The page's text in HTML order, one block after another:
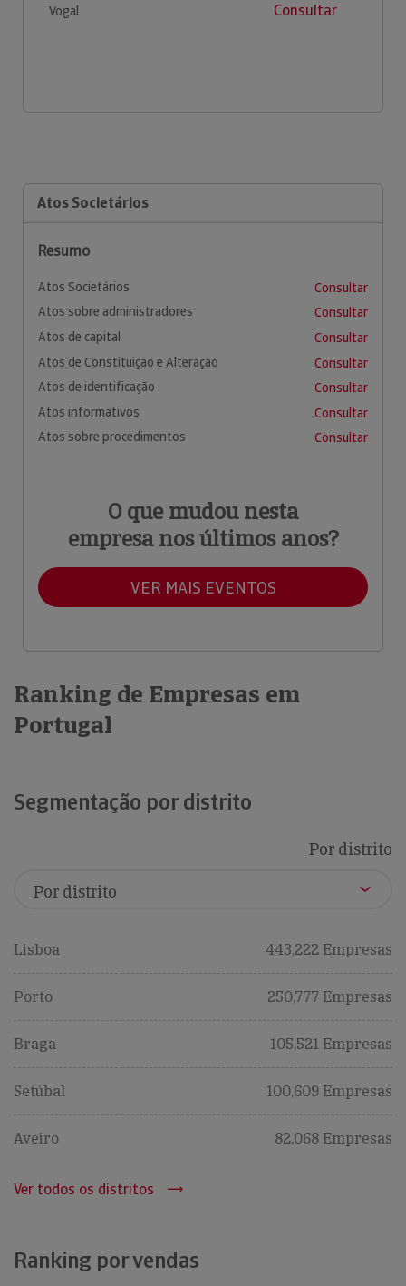
Vogal Consultar
Atos Societários
Resumo
Atos Societários
Consultar
Atos sobre administradores
Consultar
Atos de capital
Consultar
Atos de Constituição e Alteração
Consultar
Atos de identificação
Consultar
Atos informativos
Consultar
Atos sobre procedimentos
Consultar
O que mudou nesta
empresa nos últimos anos?
VER MAIS EVENTOS
Ranking de Empresas em
Portugal
Segmentação por distrito
Por distrito
Lisboa 443,222 Empresas
Porto 250,777 Empresas
Braga 105,521 Empresas
Setúbal 100,609 Empresas
Aveiro 82,068 Empresas
Ver todos os distritos
Ranking por vendas